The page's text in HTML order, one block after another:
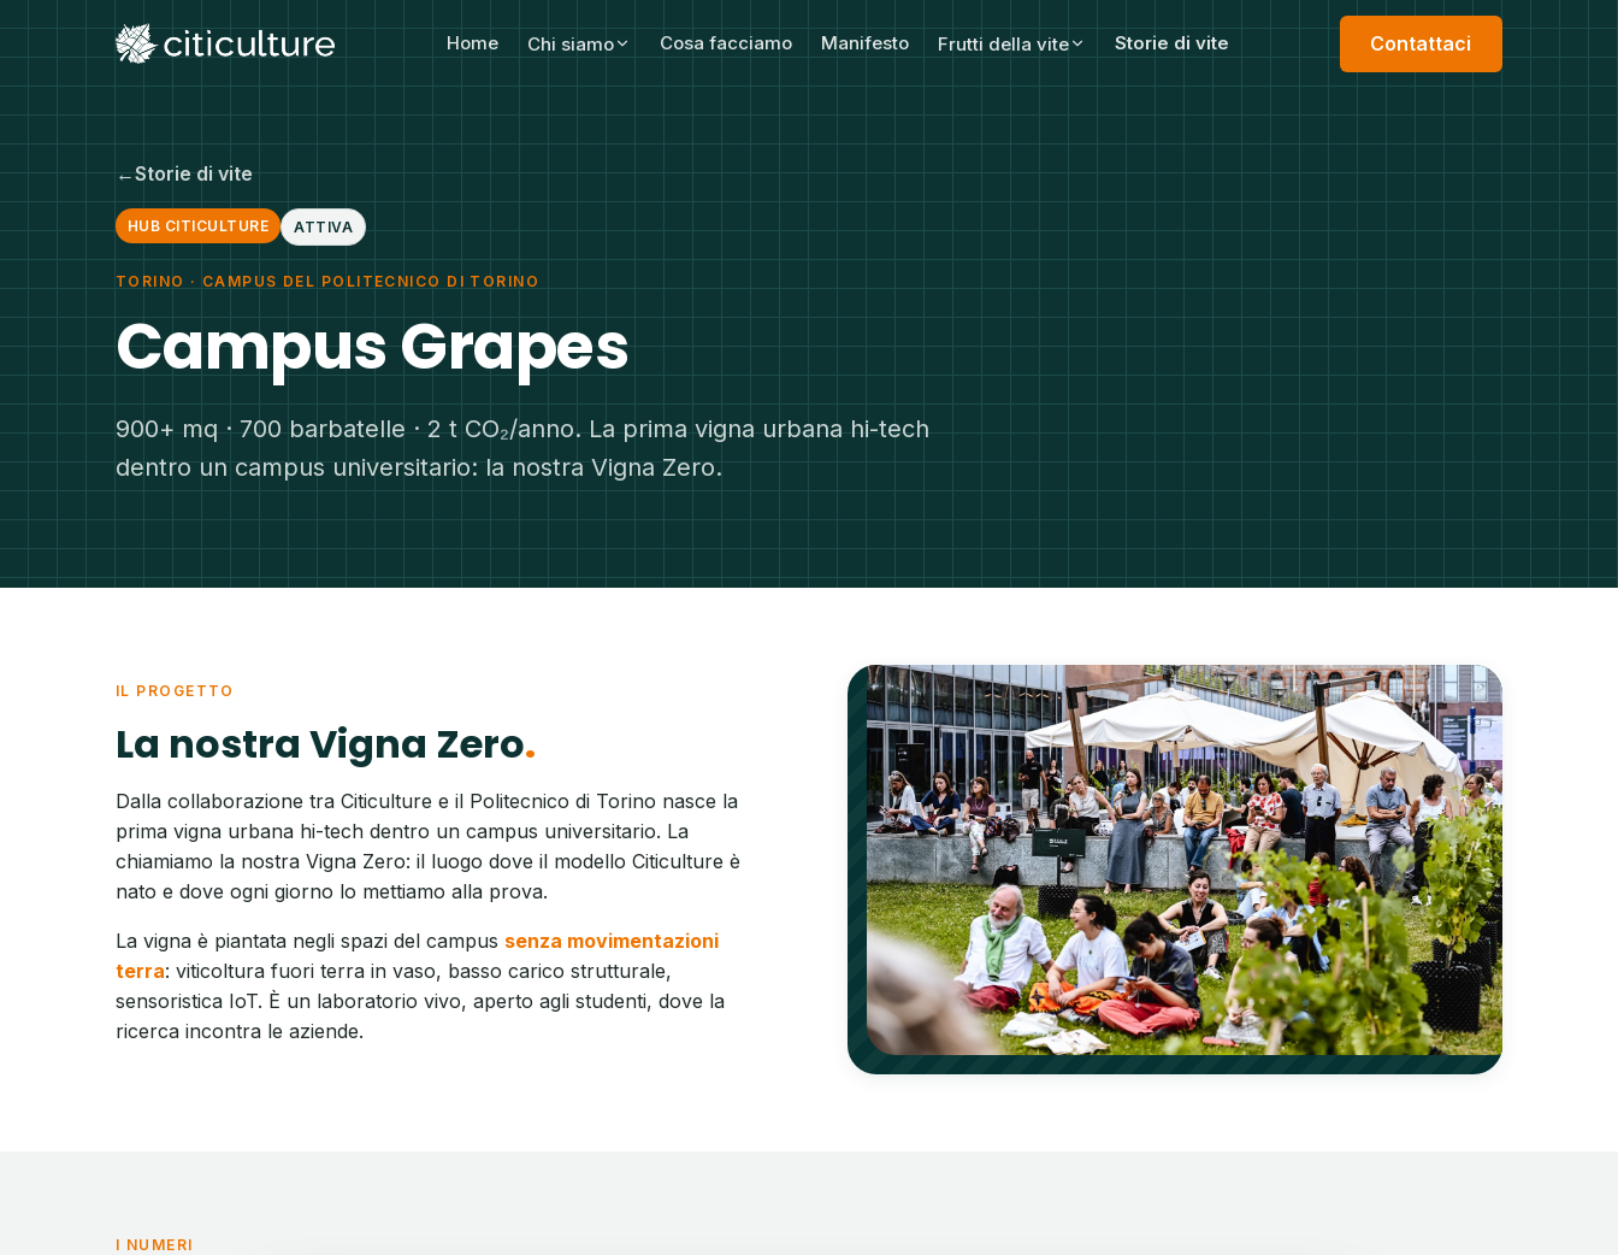
Home Chi siamo Cosa facciamo Manifesto Frutti della vite Storie di vite Contattaci
←Storie di vite
HUB CITICULTURE ATTIVA
TORINO · CAMPUS DEL POLITECNICO DI TORINO
Campus Grapes
900+ mq · 700 barbatelle · 2 t CO₂/anno. La prima vigna urbana hi-tech
dentro un campus universitario: la nostra Vigna Zero.
IL PROGETTO
La nostra Vigna Zero
Dalla collaborazione tra Citiculture e il Politecnico di Torino nasce la
prima vigna urbana hi-tech dentro un campus universitario. La
chiamiamo la nostra Vigna Zero: il luogo dove il modello Citiculture è
nato e dove ogni giorno lo mettiamo alla prova.
La vigna è piantata negli spazi del campus senza movimentazioni
terra: viticoltura fuori terra in vaso, basso carico strutturale,
sensoristica IoT. È un laboratorio vivo, aperto agli studenti, dove la
ricerca incontra le aziende.
I NUMERI